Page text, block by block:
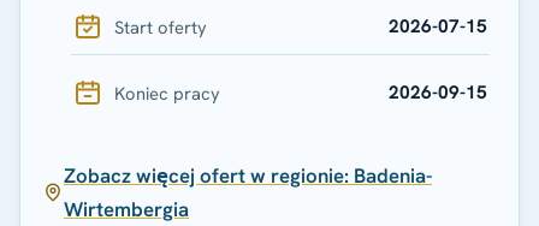
Start oferty 2026-07-15
Koniec pracy 2026-09-15
Zobacz więcej ofert w regionie: Badenia-
Wirtembergia